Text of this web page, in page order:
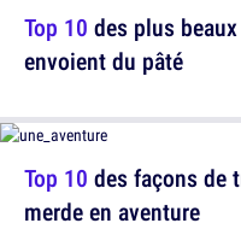
Top 10 des plus
envoient du pâté
Top 10 des façons de
merde en aventure